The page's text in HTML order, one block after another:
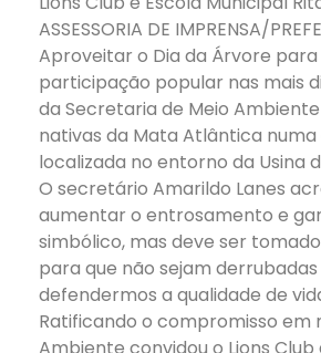
ASSESSORIA DE IMPRENSA/
Aproveitar o Dia da Árvore
participação popular nas mais
da Secretaria de Meio
nativas da Mata Atlântica
localizada no entorno da Usina
O secretário Amarildo Lanes
aumentar o entrosamento e
simbólico, mas deve ser
para que não sejam
defendermos a qualidade de
Ratificando o compromisso